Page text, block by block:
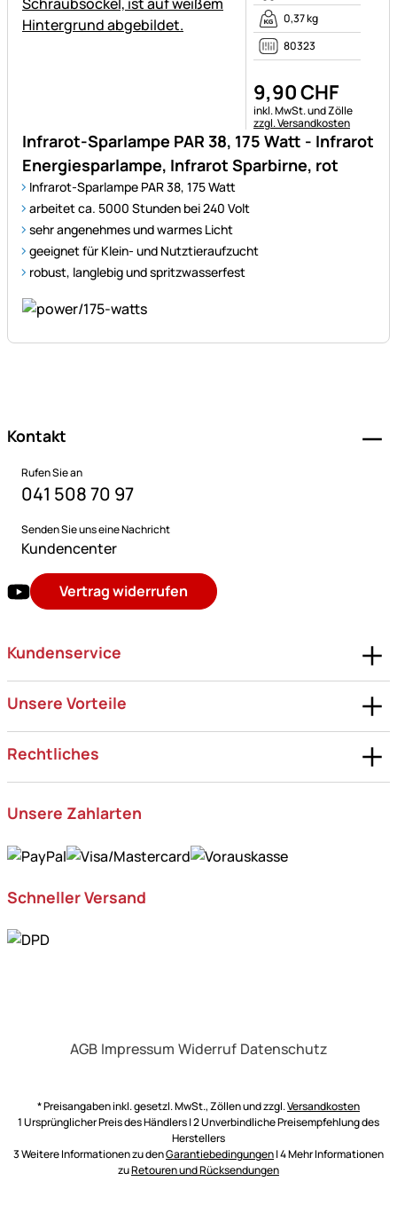
Infrarot-Sparlampe PAR 38, 175 Watt - Infrarot
Energiesparlampe, Infrarot Sparbirne, rot
Infrarot-Sparlampe PAR 38, 175 Watt
arbeitet ca. 5000 Stunden bei 240 Volt
sehr angenehmes und warmes Licht
geeignet für Klein- und Nutztieraufzucht
robust, langlebig und spritzwasserfest
0,37 kg
80323
9,90CHF
Steuerhinweis:
inkl. MwSt. und Zölle
zzgl. Versandkosten
Kontakt
Rufen Sie an
041 508 70 97
Senden Sie uns eine Nachricht
Kundencenter
Vertrag widerrufen
Kundenservice
Unsere Vorteile
Rechtliches
Unsere Zahlarten
Schneller Versand
AGB Impressum Widerruf Datenschutz
* Preisangaben inkl. gesetzl. MwSt., Zöllen und zzgl.Versandkosten
1 Ursprünglicher Preis des Händlers | 2 Unverbindliche Preisempfehlung des
Herstellers
3 Weitere Informationen zu denGarantiebedingungen| 4 Mehr Informationen
zuRetouren und Rücksendungen